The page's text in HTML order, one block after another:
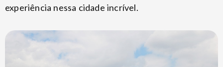
experiência nessa cidade incrível.